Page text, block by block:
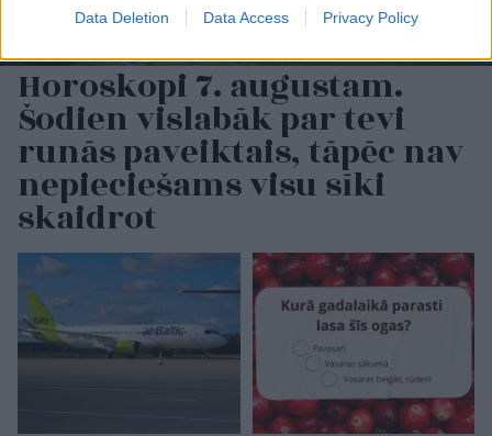
Data Deletion Data Access Privacy Policy
Horoskopi 7. augustam.
Šodien vislabāk par tevi
runās paveiktais, tāpēc nav
nepieciešams visu sīki
skaidrot